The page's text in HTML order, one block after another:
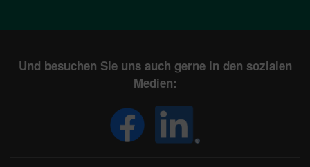
Und besuchen Sie uns auch gerne in den sozialen
Medien: